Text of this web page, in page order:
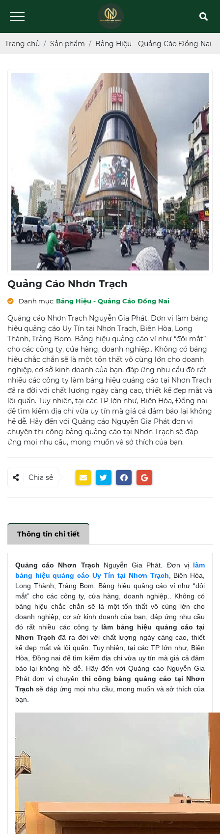
Trang chủ Sản phẩm Bảng Hiệu - Quảng Cáo Đồng Nai
Quảng Cáo Nhơn Trạch
Danh mục: Bảng Hiệu - Quảng Cáo Đồng Nai
Quảng cáo Nhơn Trạch Nguyễn Gia Phát. Đơn vị làm bảng
hiệu quảng cáo Uy Tín tại Nhơn Trạch, Biên Hòa, Long
Thành, Trảng Bom. Bảng hiệu quảng cáo ví như “đôi mắt”
cho các công ty, cửa hàng, doanh nghiệp.. Không có bảng
hiệu chắc chắn sẽ là một tổn thất vô cùng lớn cho doanh
nghiệp, cơ sở kinh doanh của bạn, đáp ứng nhu cầu đó rất
nhiều các công ty làm bảng hiệu quảng cáo tại Nhơn Trạch
đã ra đời với chất lượng ngày càng cao, thiết kế đẹp mắt và
lôi quấn. Tuy nhiên, tại các TP lớn như, Biên Hòa, Đồng nai
để tìm kiếm địa chỉ vừa uy tín mà giá cả đảm bảo lại không
hề dễ. Hãy đến với Quảng cáo Nguyễn Gia Phát đơn vị
chuyên thi công bảng quảng cáo tại Nhơn Trạch sẽ đáp
ứng mọi nhu cầu, mong muốn và sở thích của bạn.
Chia sẻ
Thông tin chi tiết
Quảng cáo Nhơn Trạch Nguyễn Gia Phát. Đơn vị làm
bảng hiệu quảng cáo Uy Tín tại Nhơn Trạch , Biên Hòa,
Long Thành, Trảng Bom. Bảng hiệu quảng cáo ví như “đôi
mắt” cho các công ty, cửa hàng, doanh nghiệp.. Không có
bảng hiệu chắc chắn sẽ là một tổn thất vô cùng lớn cho
doanh nghiệp, cơ sở kinh doanh của bạn, đáp ứng nhu cầu
đó rất nhiều các công ty làm bảng hiệu quảng cáo tại
Nhơn Trạch đã ra đời với chất lượng ngày càng cao, thiết
kế đẹp mắt và lôi quấn. Tuy nhiên, tại các TP lớn như, Biên
Hòa, Đồng nai để tìm kiếm địa chỉ vừa uy tín mà giá cả đảm
bảo lại không hề dễ. Hãy đến với Quảng cáo Nguyễn Gia
Phát đơn vị chuyên thi công bảng quảng cáo tại Nhơn
Trạch sẽ đáp ứng mọi nhu cầu, mong muốn và sở thích của
bạn.